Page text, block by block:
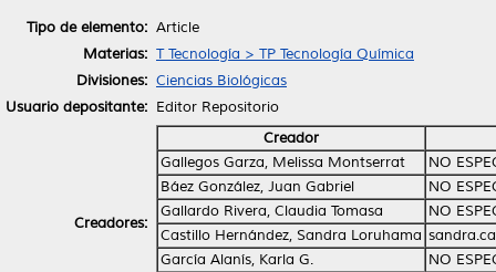
Tipo de elemento: Article
Materias: T Tecnología > TP Tecnología Química
Divisiones: Ciencias Biológicas
Usuario depositante: Editor Repositorio
Creadores:
Creador
Gallegos Garza, Melissa Montserrat
NO
Báez González, Juan Gabriel
NO
Gallardo Rivera, Claudia Tomasa
NO
Castillo Hernández, Sandra Loruhama
García Alanís, Karla G.
NO